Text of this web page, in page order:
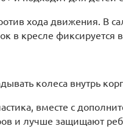
хода движения.
в кресле
колеса внутрь
вместе с
и лучше защищают